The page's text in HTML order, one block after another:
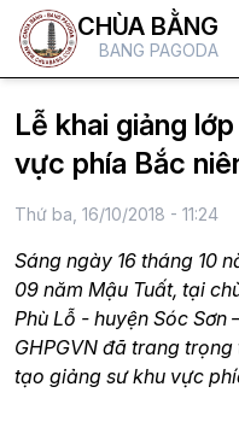
CHÙA BẰNG
BANG PAGODA
Lễ khai giảng
vực phía Bắc
Thứ ba, 16/10/2018 - 11:24
Sáng ngày 16 tháng 10
09 năm Mậu Tuất, tại
Phù Lỗ - huyện Sóc Sơn
GHPGVN đã trang
tạo giảng sư khu vực